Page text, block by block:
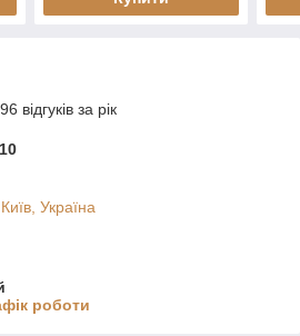
відгуків за рік
Україна
роботи